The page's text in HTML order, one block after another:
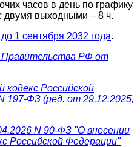
часов в день по графику
двумя выходными – 8 ч.
до 1 сентября 2032 года.
Правительства РФ от
кодекс Российской
197-ФЗ (ред. от 29.12.2025,
N 90-ФЗ "О внесении
Российской Федерации"